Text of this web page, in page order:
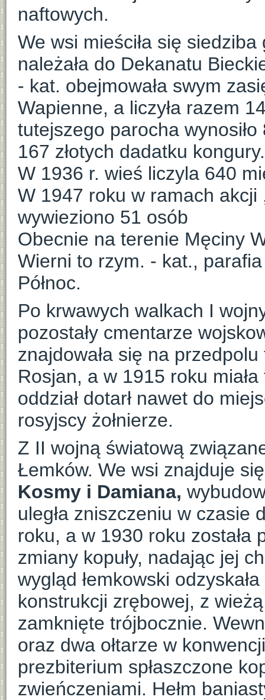
naftowych.
We wsi mieściła się
należała do Dekanatu
- kat. obejmowała swym
Wapienne, a liczyła razem
tutejszego parocha
167 złotych dadatku kongury.
W 1936 r. wieś liczyla 640
W 1947 roku w ramach akcji
wywieziono 51 osób
Obecnie na terenie Męciny
Wierni to rzym. - kat.,
Północ.
Po krwawych walkach I
pozostały cmentarze
znajdowała się na
Rosjan, a w 1915 roku
oddział dotarł nawet do
rosyjscy żołnierze.
Z II wojną światową
Łemków. We wsi znajduje
Kosmy i Damiana,
uległa zniszczeniu w czasie
roku, a w 1930 roku została
zmiany kopuły, nadając jej
wygląd łemkowski
konstrukcji zrębowej, z
zamknięte trójbocznie.
oraz dwa ołtarze w
prezbiterium spłaszczone
zwieńczeniami. Hełm